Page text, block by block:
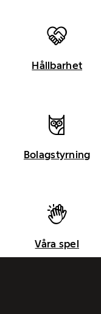
Hållbarhet
Bolagstyrning
Våra spel